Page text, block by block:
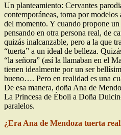
Un planteamiento: Cervantes
contemporáneas, toma por
del momento. Y cuando propone
pensando en otra persona real, de
quizás inalcanzable, pero a la que
“tuerta” a un ideal de belleza.
“la señora” (así la llamaban en el
tienen idealmente por un ser
bueno…. Pero en realidad es una
De esa manera, doña Ana de
La Princesa de Éboli a Doña
paralelos.
¿Era Ana de Mendoza tuerta